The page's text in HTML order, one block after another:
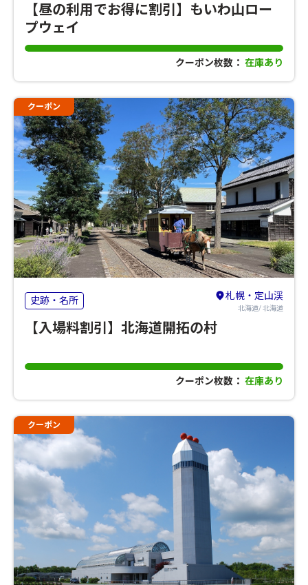
【昼の利用でお得に割引】もいわ山ロー
プウェイ
クーポン枚数： 在庫あり
クーポン
史跡・名所 札幌・定山渓
北海道/ 北海道
【入場料割引】北海道開拓の村
クーポン枚数： 在庫あり
クーポン